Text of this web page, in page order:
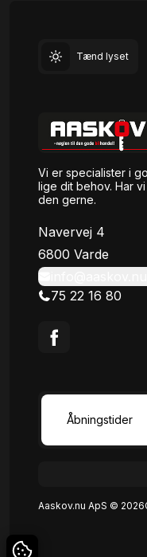
Tænd lyset
Vi er specialister i
lige dit behov. Har
den gerne.
Navervej 4
6800 Varde
75 22 16 80
Åbningstider
Aaskov.nu ApS © 2026